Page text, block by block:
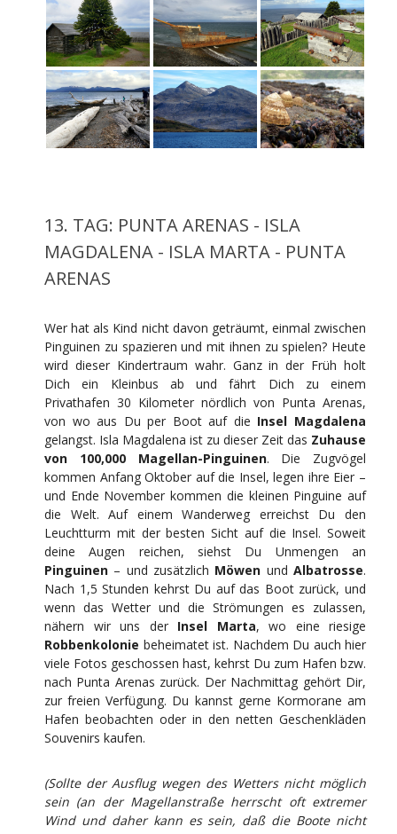
13. TAG: PUNTA ARENAS - ISLA
MAGDALENA - ISLA MARTA - PUNTA
ARENAS
Wer hat als Kind nicht davon geträumt, einmal zwischen
Pinguinen zu spazieren und mit ihnen zu spielen? Heute
wird dieser Kindertraum wahr. Ganz in der Früh holt
Dich ein Kleinbus ab und fährt Dich zu einem
Privathafen 30 Kilometer nördlich von Punta Arenas,
von wo aus Du per Boot auf die Insel Magdalena
gelangst. Isla Magdalena ist zu dieser Zeit das Zuhause
von 100,000 Magellan-Pinguinen. Die Zugvögel
kommen Anfang Oktober auf die Insel, legen ihre Eier –
und Ende November kommen die kleinen Pinguine auf
die Welt. Auf einem Wanderweg erreichst Du den
Leuchtturm mit der besten Sicht auf die Insel. Soweit
deine Augen reichen, siehst Du Unmengen an
Pinguinen – und zusätzlich Möwen undAlbatrosse.
Nach 1,5 Stunden kehrst Du auf das Boot zurück, und
wenn das Wetter und die Strömungen es zulassen,
nähern wir uns der Insel Marta, wo eine riesige
Robbenkolonie beheimatet ist. Nachdem Du auch hier
viele Fotos geschossen hast, kehrst Du zum Hafen bzw.
nach Punta Arenas zurück. Der Nachmittag gehört Dir,
zur freien Verfügung. Du kannst gerne Kormorane am
Hafen beobachten oder in den netten Geschenkläden
Souvenirs kaufen.
(Sollte der Ausflug wegen des Wetters nicht möglich
sein (an der Magellanstraße herrscht oft extremer
Wind und daher kann es sein, daß die Boote nicht